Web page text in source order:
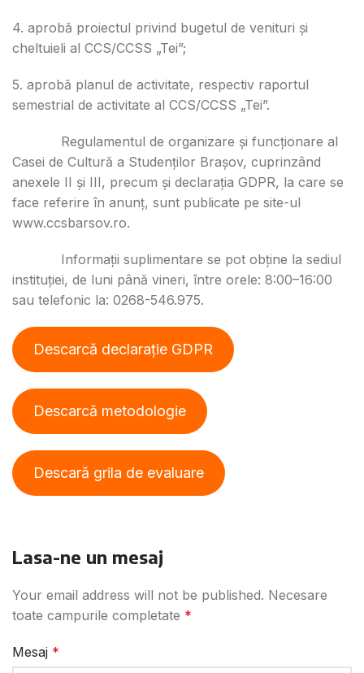
4. aprobă proiectul privind bugetul de venituri și
cheltuieli al CCS/CCSS „Tei”;
5. aprobă planul de activitate, respectiv raportul
semestrial de activitate al CCS/CCSS „Tei”.
Regulamentul de organizare și funcționare al
Casei de Cultură a Studenților Brașov, cuprinzând
anexele II și III, precum și declarația GDPR, la care se
face referire în anunț, sunt publicate pe site-ul
www.ccsbarsov.ro.
Informații suplimentare se pot obține la sediul
instituției, de luni până vineri, între orele: 8:00–16:00
sau telefonic la: 0268-546.975.
Descarcă declarație GDPR
Descarcă metodologie
Descară grila de evaluare
Lasa-ne un mesaj
Your email address will not be published. Necesare
toate campurile completate *
Mesaj *